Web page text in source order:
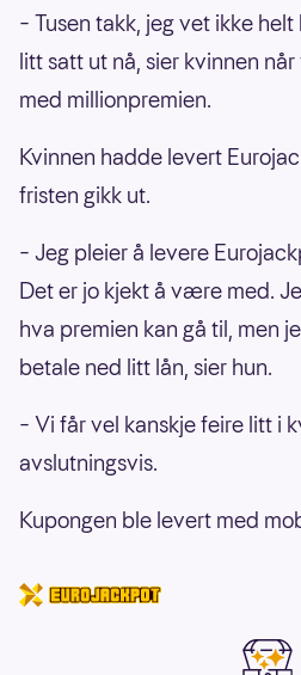
– Tusen takk, jeg vet ikke
litt satt ut nå, sier kvinnen
med millionpremien.
Kvinnen hadde levert
fristen gikk ut.
– Jeg pleier å levere
Det er jo kjekt å være med.
hva premien kan gå til, men
betale ned litt lån, sier hun.
– Vi får vel kanskje feire litt i
avslutningsvis.
Kupongen ble levert med